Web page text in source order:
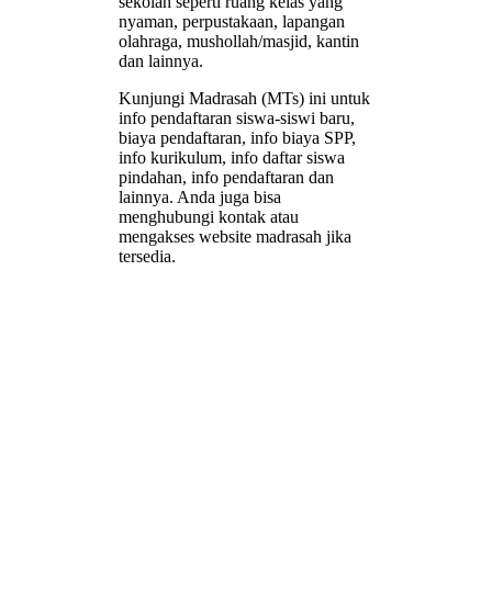
nyaman, perpustakaan, lapangan
olahraga, mushollah/masjid, kantin
dan lainnya.
Kunjungi Madrasah (MTs) ini untuk
info pendaftaran siswa-siswi baru,
biaya pendaftaran, info biaya SPP,
info kurikulum, info daftar siswa
pindahan, info pendaftaran dan
lainnya. Anda juga bisa
menghubungi kontak atau
mengakses website madrasah jika
tersedia.